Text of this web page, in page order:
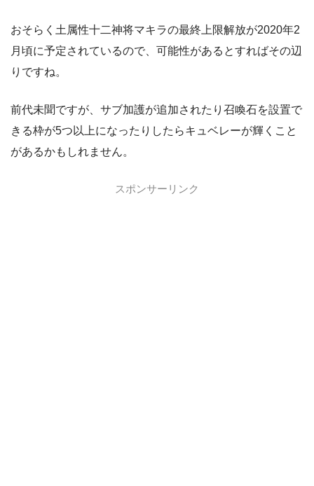
おそらく土属性十二神将マキラの最終上限解放が2020年2
月頃に予定されているので、可能性があるとすればその辺
りですね。
前代未聞ですが、サブ加護が追加されたり召喚石を設置で
きる枠が5つ以上になったりしたらキュベレーが輝くこと
があるかもしれません。
スポンサーリンク